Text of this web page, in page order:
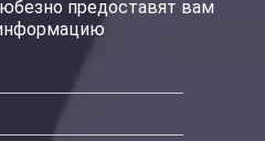
предоставят вам